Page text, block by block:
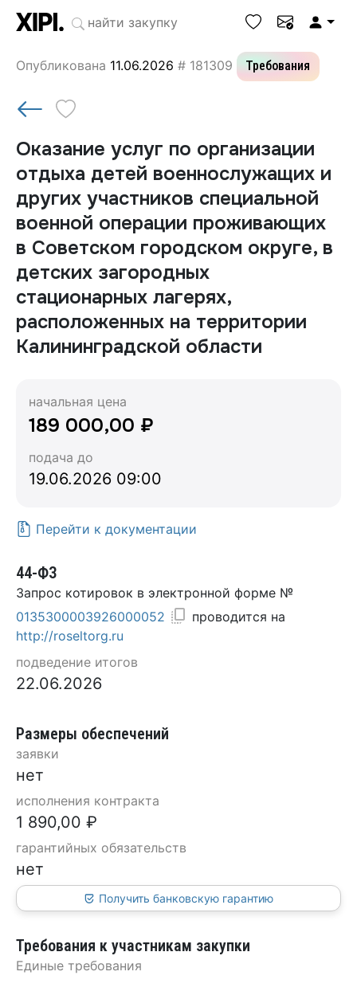
Опубликована 11.06.2026 # 181309 Требования
Оказание услуг по организации
отдыха детей военнослужащих и
других участников специальной
военной операции проживающих
в Советском городском округе, в
детских загородных
стационарных лагерях,
расположенных на территории
Калининградской области
начальная цена
189 000,00 ₽
подача до
19.06.2026 09:00
Перейти к документации
44-ФЗ
Запрос котировок в электронной форме №
0135300003926000052
проводится на
http://roseltorg.ru
подведение итогов
22.06.2026
Размеры обеспечений
заявки
нет
исполнения контракта
1 890,00 ₽
гарантийных обязательств
нет
Получить банковскую гарантию
Требования к участникам закупки
Единые требования